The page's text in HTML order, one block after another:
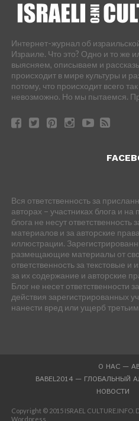
Интернет-журнал об
Израиле. Что это? Одно и то же
выясняем, описываем и
происходит в мире культуры и
потому, что происходит всего
невозможно. Но мы пытаемся.
Вся ответственность за
авторах – участниках блога и
блога не несут
материалов и за авторские
иллюстрации.
размещающие материалы от
ответственность за текстовые
за их содержание и авторские
Блог не несет
действия зарегистрированных
нанести вред или ущерб
О НАС —
BABEL2014 — ГЛОБАЛЬНЫЙ
НОВОСТИ
Copyright © 2015 ISRAEL CULTURE.INFO.
Wordpress.